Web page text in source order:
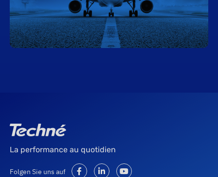
La performance au quotidien
Folgen Sie uns auf